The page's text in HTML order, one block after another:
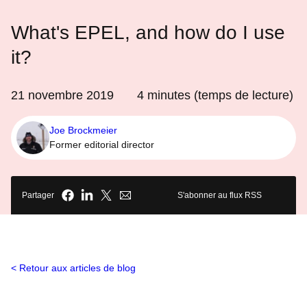
What's EPEL, and how do I use
it?
21 novembre 2019 4 minutes (temps de lecture)
Joe Brockmeier
Former editorial director
Partager S'abonner au flux RSS
Retour aux articles de blog